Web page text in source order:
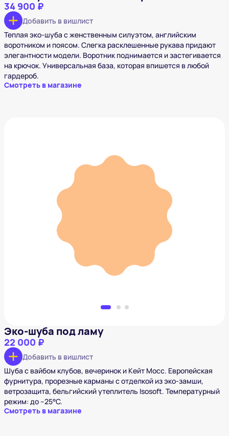
34 900 ₽
Добавить в вишлист
Теплая эко-шуба с женственным силуэтом, английским
воротником и поясом. Слегка расклешенные рукава придают
элегантности модели. Воротник поднимается и застегивается
на крючок. Универсальная база, которая впишется в любой
гардероб.
Смотреть в магазине
Эко-шуба под ламу
22 000 ₽
Добавить в вишлист
Шуба с вайбом клубов, вечеринок и Кейт Мосс. Европейская
фурнитура, прорезные карманы с отделкой из эко-замши,
ветрозащита, бельгийский утеплитель Isosoft. Температурный
режим: до –25°C.
Смотреть в магазине